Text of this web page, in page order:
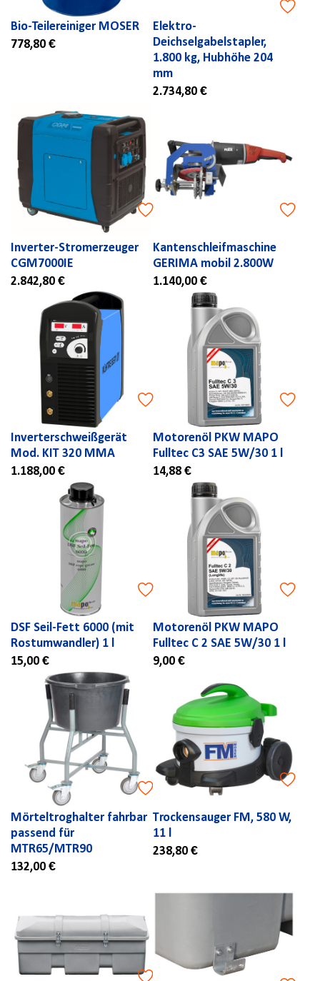
Bio-Teilereiniger MOSER
778,80 €
Elektro-
Deichselgabelstapler,
1.800 kg, Hubhöhe 204
mm
2.734,80 €
Inverter-Stromerzeuger
CGM7000IE
2.842,80 €
Kantenschleifmaschine
GERIMA mobil 2.800W
1.140,00 €
Inverterschweißgerät
Mod. KIT 320 MMA
1.188,00 €
Motorenöl PKW MAPO
Fulltec C3 SAE 5W/30 1 l
14,88 €
DSF Seil-Fett 6000 (mit
Rostumwandler) 1 l
15,00 €
Motorenöl PKW MAPO
Fulltec C 2 SAE 5W/30 1 l
9,00 €
Mörteltroghalter fahrbar
passend für
MTR65/MTR90
132,00 €
Trockensauger FM, 580 W,
11 l
238,80 €